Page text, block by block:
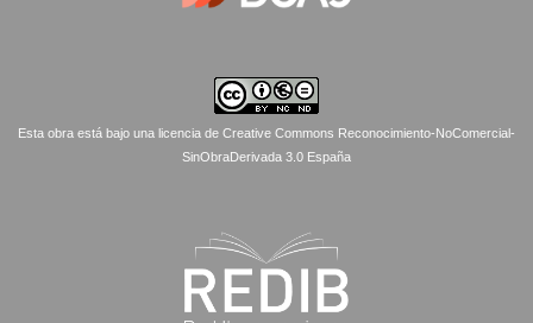
Esta obra está bajo una licencia de Creative Commons Reconocimiento-NoComercial-
SinObraDerivada 3.0 España